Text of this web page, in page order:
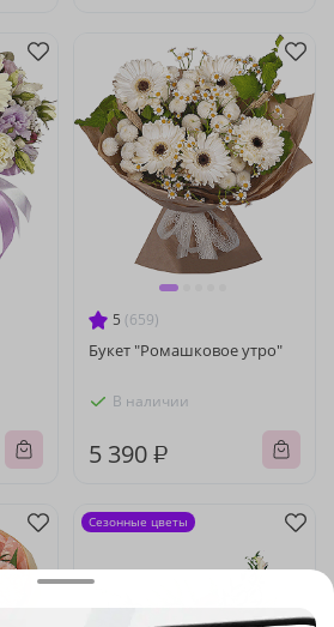
5 (659)
Букет "Ромашковое утро"
В наличии
5 390 ₽
Сезонные цветы